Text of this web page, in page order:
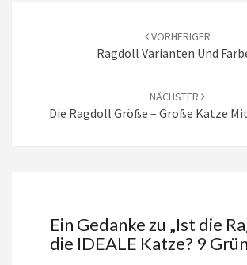
VORHERIGER
Ragdoll Varianten Und
NÄCHSTER
Die Ragdoll Größe – Große Katze
Ein Gedanke zu „Ist die
die IDEALE Katze? 9